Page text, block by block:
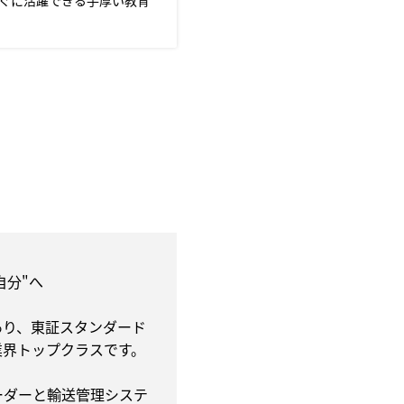
分"へ
、東証スタンダード
トップクラスです。
ーと輸送管理システ